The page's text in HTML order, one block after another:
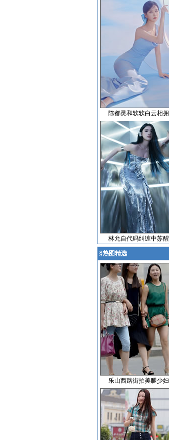
陈都灵和软软白云相拥
林允自代码纠缠中苏醒
§热图精选
乐山西路街拍美腿少妇